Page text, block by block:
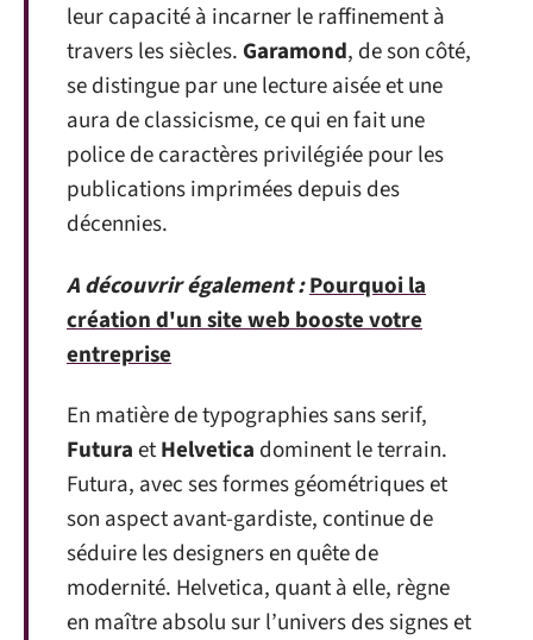
leur capacité à incarner le raffinement à
travers les siècles. Garamond, de son côté,
se distingue par une lecture aisée et une
aura de classicisme, ce qui en fait une
police de caractères privilégiée pour les
publications imprimées depuis des
décennies.
A découvrir également :Pourquoi la
création d'un site web booste votre
entreprise
En matière de typographies sans serif,
FuturaetHelvetica dominent le terrain.
Futura, avec ses formes géométriques et
son aspect avant-gardiste, continue de
séduire les designers en quête de
modernité. Helvetica, quant à elle, règne
en maître absolu sur l’univers des signes et